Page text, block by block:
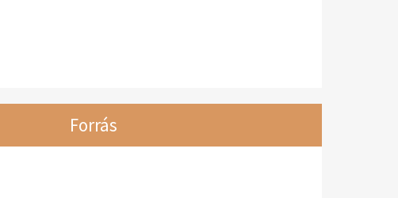
Forrás